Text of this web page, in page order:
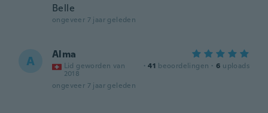
Belle
ongeveer 7 jaar geleden
A Alma
Lid geworden van
2018
· 41 beoordelingen · 6 uploads
ongeveer 7 jaar geleden